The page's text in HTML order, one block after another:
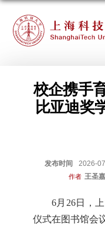
校企携手
比亚迪奖
发布时间 2026-
作者 王圣嘉
6月26日，
仪式在图书馆会